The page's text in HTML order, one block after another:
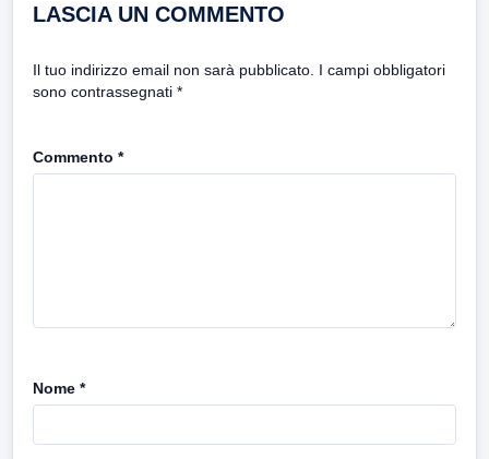
LASCIA UN COMMENTO
Il tuo indirizzo email non sarà pubblicato. I campi obbligatori
sono contrassegnati *
Commento *
Nome *